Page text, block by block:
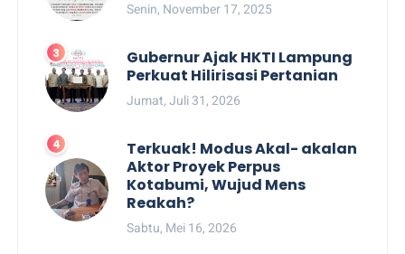
Senin, November 17, 2025
Gubernur Ajak HKTI Lampung
Perkuat Hilirisasi Pertanian
Jumat, Juli 31, 2026
Terkuak! Modus Akal- akalan
Aktor Proyek Perpus
Kotabumi, Wujud Mens
Reakah?
Sabtu, Mei 16, 2026